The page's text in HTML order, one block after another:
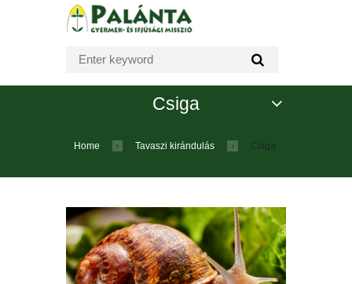
Csiga
Home Tavaszi kirándulás Csiga